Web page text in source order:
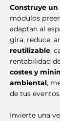
Construye
módulos
adaptan al
gira, reduce,
reutilizable,
rentabilidad
costes y
ambiental,
de tus
Invierte una